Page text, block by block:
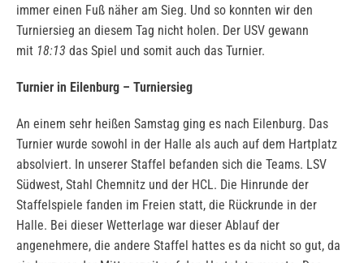
immer einen Fuß näher am Sieg. Und so konnten wir den
Turniersieg an diesem Tag nicht holen. Der USV gewann
mit 18:13 das Spiel und somit auch das Turnier.
Turnier in Eilenburg – Turniersieg
An einem sehr heißen Samstag ging es nach Eilenburg. Das
Turnier wurde sowohl in der Halle als auch auf dem Hartplatz
absolviert. In unserer Staffel befanden sich die Teams. LSV
Südwest, Stahl Chemnitz und der HCL. Die Hinrunde der
Staffelspiele fanden im Freien statt, die Rückrunde in der
Halle. Bei dieser Wetterlage war dieser Ablauf der
angenehmere, die andere Staffel hattes es da nicht so gut, da